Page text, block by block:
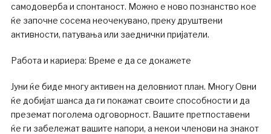
самодоверба и спонтаност. Можно е ново познанство кое
ќе започне сосема неочекувано, преку друштвени
активности, патувања или заеднички пријатели.
Работа и кариера: Време е да се докажете
Јуни ќе биде многу активен на деловниот план. Многу Овни
ќе добијат шанса да ги покажат своите способности и да
преземат поголема одговорност. Вашите претпоставени
ќе ги забележат вашите напори, а некои членови на знакот